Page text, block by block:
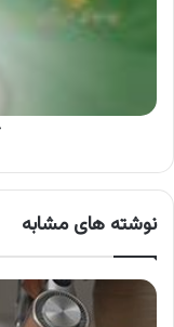
نوشته های مشابه